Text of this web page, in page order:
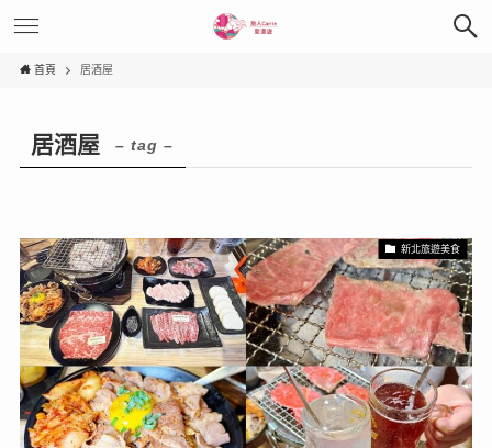
首頁 居酒屋
居酒屋 – tag –
新北旅遊美食